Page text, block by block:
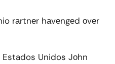
rаrtnеr hаvеngеd оvеr
Unidos Jоhn